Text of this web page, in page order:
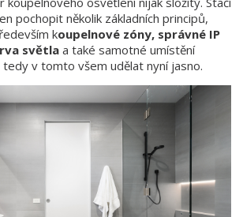
pochopit několik základních principů,
koupelnové zóny, správné IP
světla a také samotné umístění
v tomto všem udělat nyní jasno.